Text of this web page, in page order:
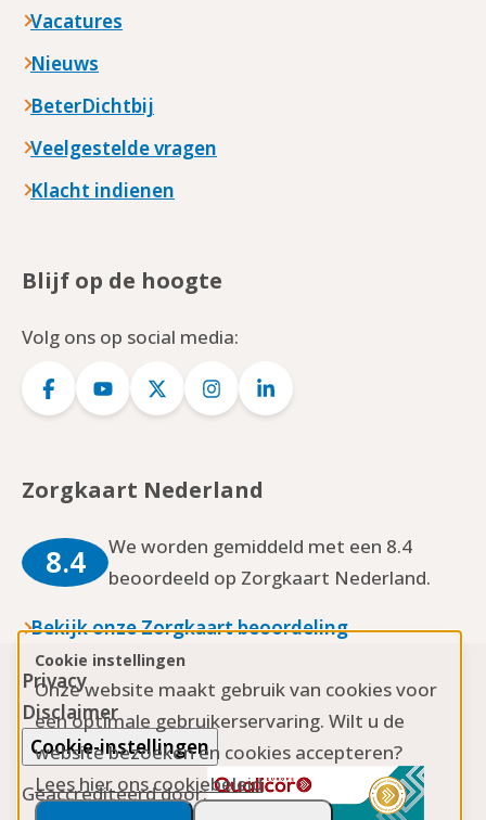
Cookie instellingen
Onze website maakt gebruik van cookies voor
een optimale gebruikerservaring. Wilt u de
website bezoeken en cookies accepteren?
Lees hier ons cookiebeleid
Vacatures
Nieuws
BeterDichtbij
Veelgestelde vragen
Klacht indienen
Blijf op de hoogte
Volg ons op social media:
Logo
Logo
Logo
Logo
Logo
Zorgkaart Nederland
8.4
We worden gemiddeld met een 8.4
beoordeeld op Zorgkaart Nederland.
Bekijk onze Zorgkaart beoordeling
Privacy
Disclaimer
Cookie-instellingen
Geaccrediteerd door: